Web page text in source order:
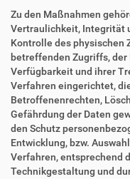
Zu den Maßnahmen
Vertraulichkeit, Integrität
Kontrolle des physischen
betreffenden Zugriffs, der
Verfügbarkeit und ihrer
Verfahren eingerichtet,
Betroffenenrechten,
Gefährdung der Daten
den Schutz
Entwicklung, bzw.
Verfahren, entsprechend
Technikgestaltung und